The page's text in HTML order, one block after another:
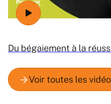
Du bégaiement à la